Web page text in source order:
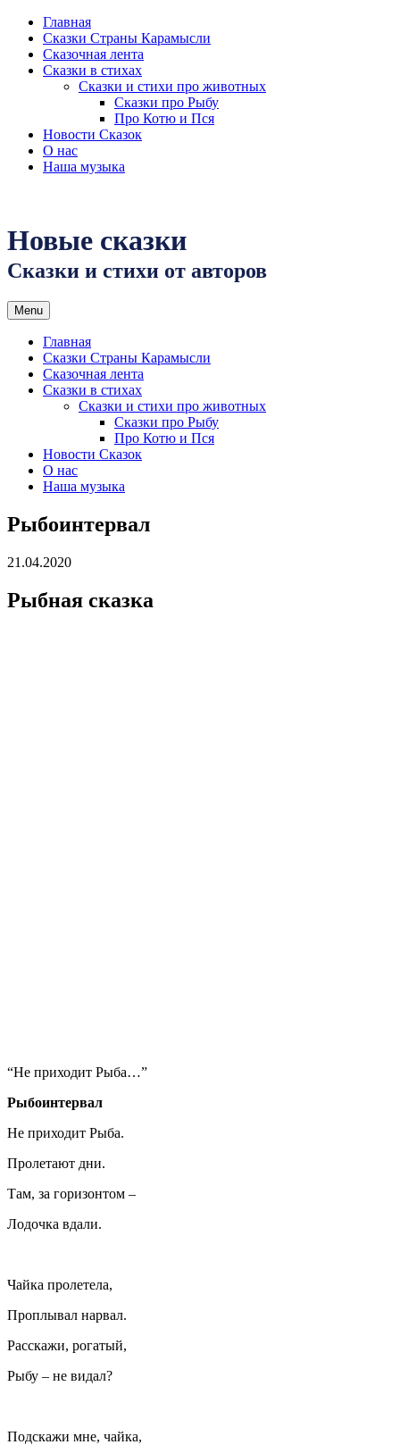
Skip
content
Главная
Сказки Страны Карамысли
Сказочная лента
Сказки в стихах
Сказки и стихи про животных
Сказки про Рыбу
Про Котю и Пся
Новости Сказок
О нас
Наша музыка
Новые сказки
Сказки и стихи от авторов
Menu
Главная
Сказки Страны Карамысли
Сказочная лента
Сказки в стихах
Сказки и стихи про животных
Сказки про Рыбу
Про Котю и Пся
Новости Сказок
О нас
Наша музыка
Рыбоинтервал
21.04.2020
Рыбная сказка
“Не приходит Рыба…”
Рыбоинтервал
Не приходит Рыба.
Пролетают дни.
Там, за горизонтом –
Лодочка вдали.
Чайка пролетела,
Проплывал нарвал.
Расскажи, рогатый,
Рыбу – не видал?
Подскажи мне, чайка,